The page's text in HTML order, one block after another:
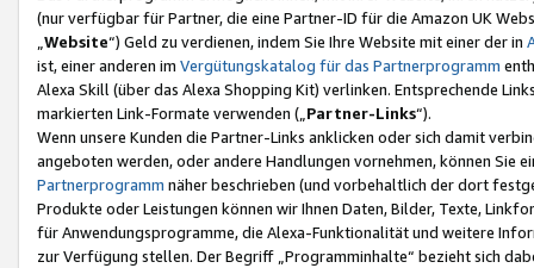
(nur verfügbar für Partner, die eine Partner-ID für die Amazon UK
Website“) Geld zu verdienen, indem Sie Ihre Website mit einer der in
ist, einer anderen im Vergütungskatalog für das Partnerprogramm
Alexa Skill (über das Alexa Shopping Kit) verlinken. Entsprechende
markierten Link-Formate verwenden („ Partner-Links“).
Wenn unsere Kunden die Partner-Links anklicken oder sich damit
angeboten werden, oder andere Handlungen vornehmen, können Sie
Partnerprogramm näher beschrieben (und vorbehaltlich der dort
Produkte oder Leistungen können wir Ihnen Daten, Bilder, Texte,
für Anwendungsprogramme, die Alexa-Funktionalität und weitere
zur Verfügung stellen. Der Begriff „Programminhalte“ bezieht sich